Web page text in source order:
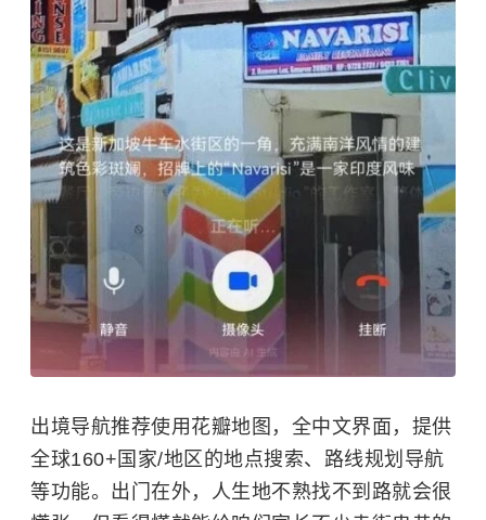
出境导航推荐使用花瓣地图，全中文界面，提供
全球160+国家/地区的地点搜索、路线规划导航
等功能。出门在外，人生地不熟找不到路就会很